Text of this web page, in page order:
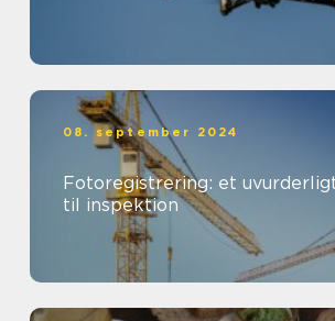
08. september 2024
Fotoregistrering: et
til inspektion